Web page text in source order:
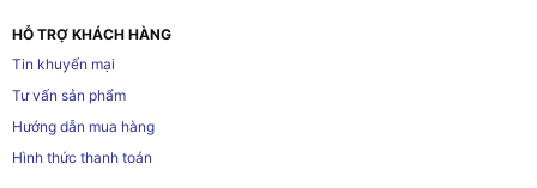
HỖ TRỢ KHÁCH HÀNG
Tin khuyến mại
Tư vấn sản phẩm
Hướng dẫn mua hàng
Hình thức thanh toán